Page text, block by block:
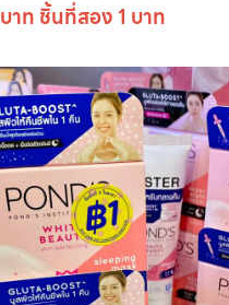
าท ชิ้นที่สอง 1 บาท